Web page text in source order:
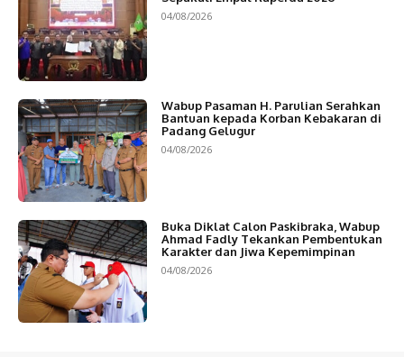
04/08/2026
Wabup Pasaman H. Parulian Serahkan
Bantuan kepada Korban Kebakaran di
Padang Gelugur
04/08/2026
Buka Diklat Calon Paskibraka, Wabup
Ahmad Fadly Tekankan Pembentukan
Karakter dan Jiwa Kepemimpinan
04/08/2026